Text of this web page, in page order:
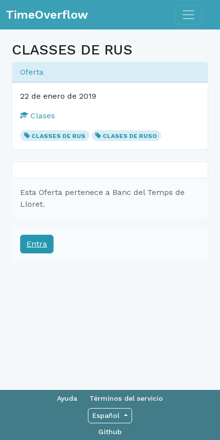
TimeOverflow Toggle
CLASSES DE RUS
Oferta
22 de enero de 2019
Clases
CLASSES DE RUS CLASES DE RUSO
Esta Oferta pertenece a Banc del Temps de
Lloret.
Entra
Ayuda Términos del servicio
Español
Github